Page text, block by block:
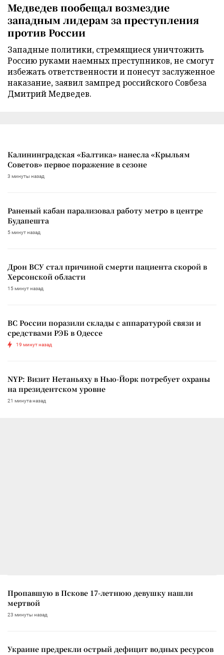
Медведев пообещал возмездие
западным лидерам за преступления
против России
Западные политики, стремящиеся уничтожить
Россию руками наемных преступников, не смогут
избежать ответственности и понесут заслуженное
наказание, заявил зампред российского Совбеза
Дмитрий Медведев.
Калининградская «Балтика» нанесла «Крыльям
Советов» первое поражение в сезоне
3 минуты назад
Раненый кабан парализовал работу метро в центре
Будапешта
5 минут назад
Дрон ВСУ стал причиной смерти пациента скорой в
Херсонской области
15 минут назад
ВС России поразили склады с аппаратурой связи и
средствами РЭБ в Одессе
19 минут назад
NYP: Визит Нетаньяху в Нью-Йорк потребует охраны
на президентском уровне
21 минута назад
Пропавшую в Пскове 17-летнюю девушку нашли
мертвой
23 минуты назад
Украине предрекли острый дефицит водных ресурсов